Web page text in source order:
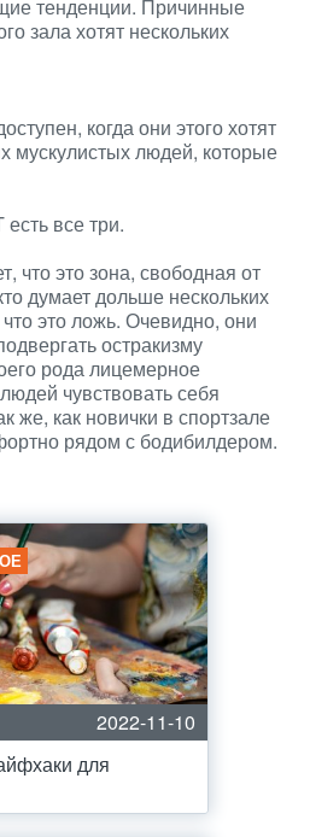
тенденции. Причинные
зала хотят нескольких
когда они этого хотят
мускулистых людей, которые
все три.
что это зона, свободная от
думает дольше нескольких
это ложь. Очевидно, они
остракизму
рода лицемерное
чувствовать себя
же, как новички в спортзале
рядом с бодибилдером.
2022-11-10
для